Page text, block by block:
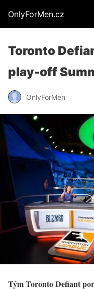
OnlyForMen.cz
Toronto
play-off
OnlyForMen
Tým Toronto Defiant